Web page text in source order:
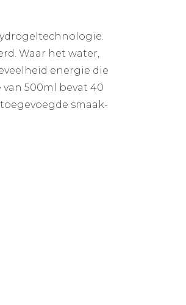
Waar het water,
energie die
500ml bevat 40
smaak-